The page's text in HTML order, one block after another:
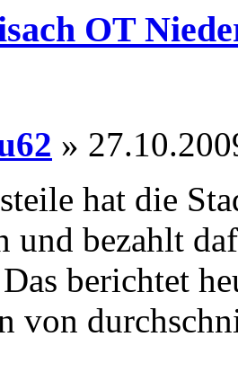
OT
»
hat die
und bezahlt
berichtet
von